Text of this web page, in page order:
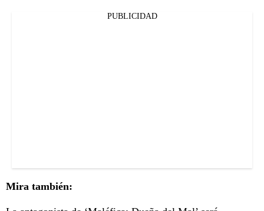
PUBLICIDAD
Mira también: